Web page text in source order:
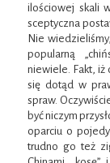
ilościowej skali
sceptyczna
Nie
popularną
niewiele. Fakt, iż
się dotąd w
spraw.
być niczym
oparciu o
trudno go też